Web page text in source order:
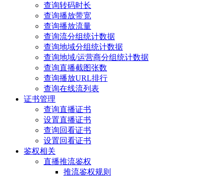
查询转码时长
查询播放带宽
查询播放流量
查询流分组统计数据
查询地域分组统计数据
查询地域/运营商分组统计数据
查询直播截图张数
查询播放URL排行
查询在线流列表
证书管理
查询直播证书
设置直播证书
查询回看证书
设置回看证书
鉴权相关
直播推流鉴权
推流鉴权规则